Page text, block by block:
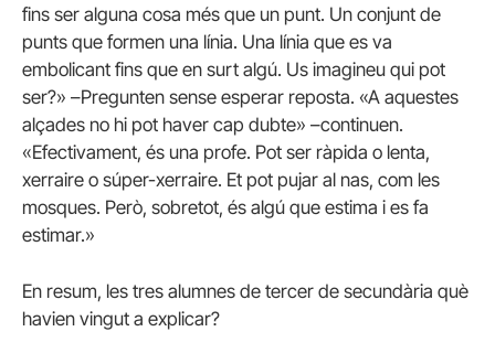
fins ser alguna cosa més que un punt. Un conjunt de
punts que formen una línia. Una línia que es va
embolicant fins que en surt algú. Us imagineu qui pot
ser?» –Pregunten sense esperar reposta. «A aquestes
alçades no hi pot haver cap dubte» –continuen.
«Efectivament, és una profe. Pot ser ràpida o lenta,
xerraire o súper-xerraire. Et pot pujar al nas, com les
mosques. Però, sobretot, és algú que estima i es fa
estimar.»
En resum, les tres alumnes de tercer de secundària què
havien vingut a explicar?